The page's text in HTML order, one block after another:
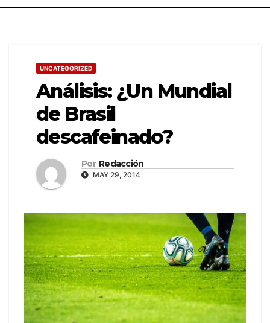
UNCATEGORIZED
Análisis: ¿Un Mundial
de Brasil
descafeinado?
Por Redacción
MAY 29, 2014